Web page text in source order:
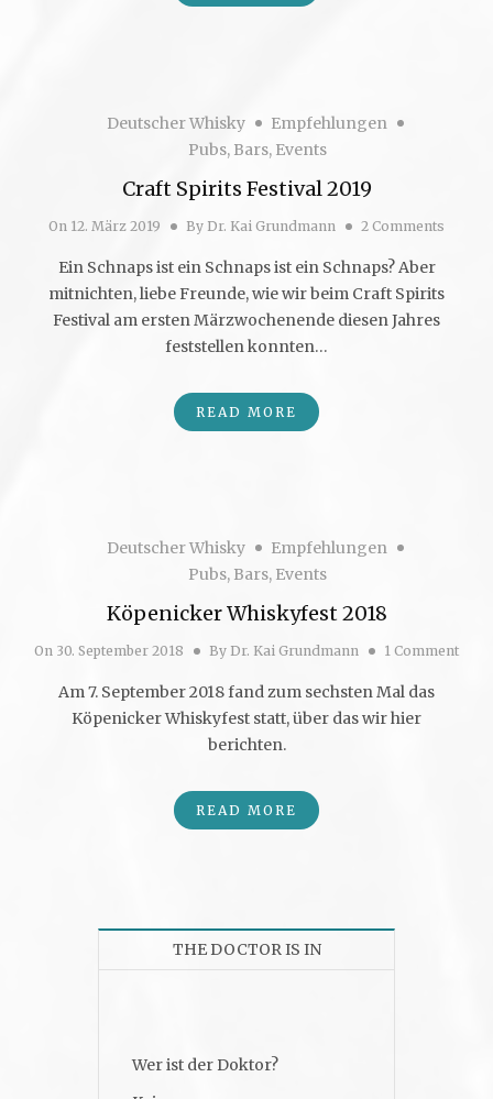
Deutscher Whisky
Empfehlungen
Pubs, Bars, Events
Craft Spirits Festival 2019
On 12. März 2019 By Dr. Kai Grundmann 2 Comments
Ein Schnaps ist ein Schnaps ist ein Schnaps? Aber
mitnichten, liebe Freunde, wie wir beim Craft Spirits
Festival am ersten Märzwochenende diesen Jahres
feststellen konnten…
READ MORE
Deutscher Whisky
Empfehlungen
Pubs, Bars, Events
Köpenicker Whiskyfest 2018
On 30. September 2018 By Dr. Kai Grundmann 1 Comment
Am 7. September 2018 fand zum sechsten Mal das
Köpenicker Whiskyfest statt, über das wir hier
berichten.
READ MORE
THE DOCTOR IS IN
Wer ist der Doktor?